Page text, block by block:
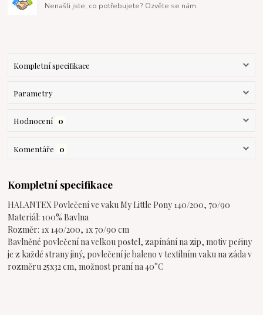
Nenašli jste, co potřebujete? Ozvěte se nám.
Kompletní specifikace
Parametry
Hodnocení 0
Komentáře 0
Kompletní specifikace
HALANTEX Povlečení ve vaku My Little Pony 140/200, 70/90
Materiál: 100% Bavlna
Rozměr: 1x 140/200, 1x 70/90 cm
Bavlněné povlečení na velkou postel, zapínání na zip, motiv peřiny
je z každé strany jiný, povlečení je baleno v textilním vaku na záda v
rozměru 25x32 cm, možnost praní na 40°C